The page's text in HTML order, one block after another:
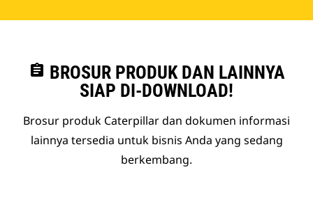
assignment BROSUR PRODUK DAN LAINNYA
SIAP DI-DOWNLOAD!
Brosur produk Caterpillar dan dokumen informasi
lainnya tersedia untuk bisnis Anda yang sedang
berkembang.